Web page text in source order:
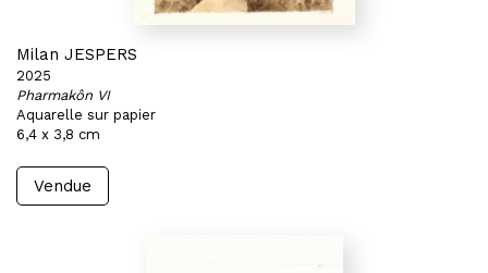
Milan JESPERS
2025
Pharmakôn VI
Aquarelle sur papier
6,4 x 3,8 cm
Vendue